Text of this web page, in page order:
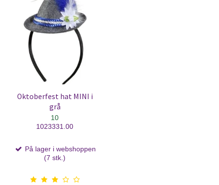
Oktoberfest hat MINI i
grå
10
1023331.00
På lager i webshoppen
(7 stk.)